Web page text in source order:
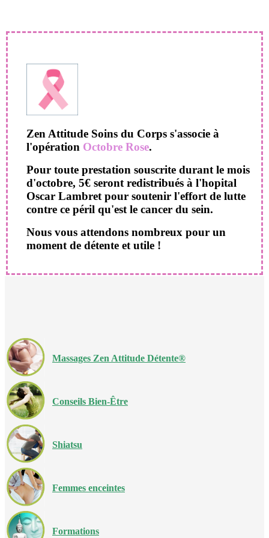
Zen Attitude Soins du Corps s'associe à
l'opération Octobre Rose.
Pour toute prestation souscrite durant le mois
d'octobre, 5€ seront redistribués à l'hopital
Oscar Lambret pour soutenir l'effort de lutte
contre ce péril qu'est le cancer du sein.
Nous vous attendons nombreux pour un
moment de détente et utile !
Massages Zen Attitude Détente®
Conseils Bien-Être
Shiatsu
Femmes enceintes
Formations